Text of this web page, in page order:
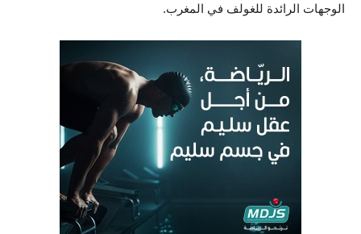
الوجهات الرائدة للغولف في المغرب.